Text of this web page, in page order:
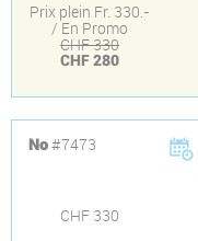
Prix plein Fr. 330.-
/ En Promo
CHF 330
CHF 280
No#7473
CHF 330